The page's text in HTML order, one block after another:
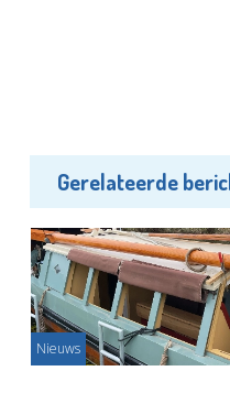
Gerelateerde
Nieuws